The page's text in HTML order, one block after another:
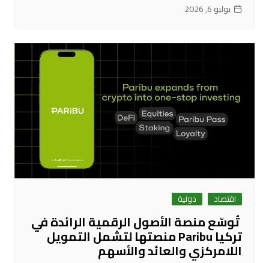
يوليو 6, 2026
اقتصاد دولية
تُوسّع منصة الأصول الرقمية الرائدة في
تركيا Paribu منصتها لتشمل التمويل
اللامركزي والعائد والأسهم